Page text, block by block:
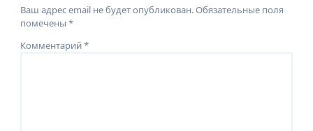
Ваш адрес email не будет опубликован.Обязательные поля
помечены*
Комментарий*